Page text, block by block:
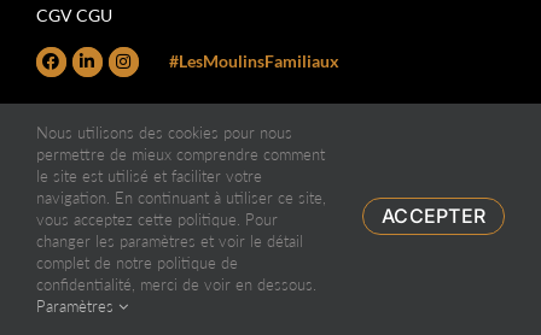
CGV CGU
#LesMoulinsFamiliaux
Nous utilisons des cookies pour nous
permettre de mieux comprendre comment
le site est utilisé et faciliter votre
navigation. En continuant à utiliser ce site,
vous acceptez cette politique. Pour
changer les paramètres et voir le détail
complet de notre politique de
confidentialité, merci de voir en dessous.
Paramètres
ACCEPTER